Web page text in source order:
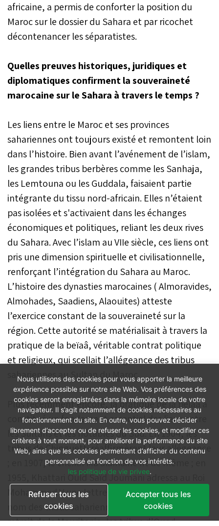
africaine, a permis de conforter la position du
Maroc sur le dossier du Sahara et par ricochet
décontenancer les séparatistes.
Quelles preuves historiques, juridiques et
diplomatiques confirment la souveraineté
marocaine sur le Sahara à travers le temps ?
Les liens entre le Maroc et ses provinces
sahariennes ont toujours existé et remontent loin
dans l’histoire. Bien avant l’avénement de l’islam,
les grandes tribus berbères comme les Sanhaja,
les Lemtouna ou les Guddala, faisaient partie
intégrante du tissu nord-africain. Elles n’étaient
pas isolées et s'activaient dans les échanges
économiques et politiques, reliant les deux rives
du Sahara. Avec l’islam au VIIe siècle, ces liens ont
pris une dimension spirituelle et civilisationnelle,
renforçant l’intégration du Sahara au Maroc.
L’histoire des dynasties marocaines ( Almoravides,
Almohades, Saadiens, Alaouites) atteste
l’exercice constant de la souveraineté sur la
région. Cette autorité se matérialisait à travers la
pratique de la beïaâ, véritable contrat politique
et religieux, qui scellait l’allégeance des tribus
sahariennes au Sultan du Maroc.
Plus récemment encore, la pratique de la beïaâ a
constitué un fondement essentiel des liens entre
les Sultans et les notables du Sud. En 1904, les
tribus de Chinguetti réaffirmèrent leur allégeance
; en 1907, le cheikh Ma alaïnaine fit de même ; en
1955, Khattari Ould Saïd Joumani adressa au Roi
Mohammed V une lettre renouvelant la beïaâ au
nom des tribus sahariennes ; et en 1979, après le
retrait de la Mauritanie, les tribus d’Oued
Nous utilisons des cookies pour vous apporter la meilleure
expérience possible sur notre site Web. Vos préférences des
cookies seront enregistrées dans la mémoire locale de votre
navigateur. Il s’agit notamment de cookies nécessaires au
fonctionnement du site. En outre, vous pouvez décider
librement d’accepter ou de refuser les cookies, et modifier ces
critères à tout moment, pour améliorer la performance du site
Web, ainsi que les cookies permettant d’afficher du contenu
personnalisé en fonction de vos intérêts.
les politique de vie privee.
Refuser tous les
cookies
Accepter tous les
cookies